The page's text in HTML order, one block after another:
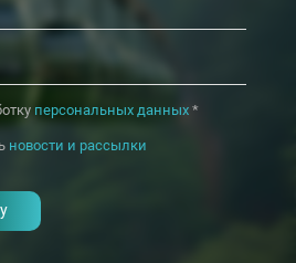
персональных данных*
новости и рассылки